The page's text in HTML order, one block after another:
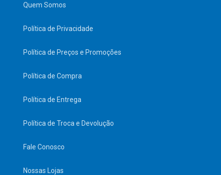
Quem Somos
Política de Privacidade
Política de Preços e Promoções
Política de Compra
Política de Entrega
Política de Troca e Devolução
Fale Conosco
Nossas Lojas